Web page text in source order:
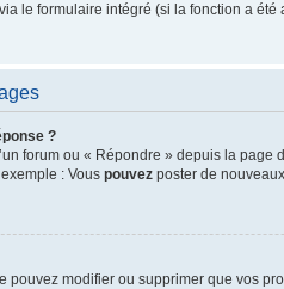
le formulaire intégré (si la fonction a
?
forum ou « Répondre » depuis la
: Vous pouvez poster de
pouvez modifier ou supprimer que vos